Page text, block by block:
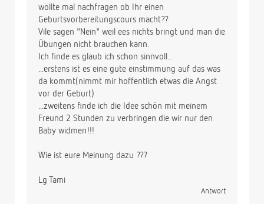
wollte mal nachfragen ob Ihr einen
Geburtsvorbereitungscours macht??
Vile sagen "Nein" weil ees nichts bringt und man die
Übungen nicht brauchen kann.
Ich finde es glaub ich schon sinnvoll...
...erstens ist es eine gute einstimmung auf das was
da kommt(nimmt mir hoffentlich etwas die Angst
vor der Geburt)
...zweitens finde ich die Idee schön mit meinem
Freund 2 Stunden zu verbringen die wir nur den
Baby widmen!!!
Wie ist eure Meinung dazu ???
Lg Tami
Antwort